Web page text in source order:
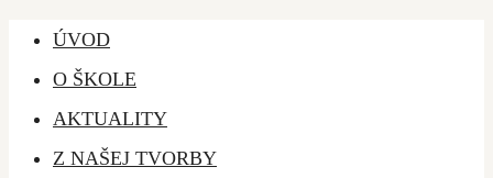
ÚVOD
O ŠKOLE
AKTUALITY
Z NAŠEJ TVORBY